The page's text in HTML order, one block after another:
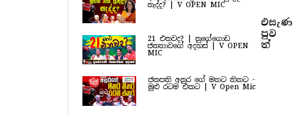
නැද්ද? | V OPEN MIC
21 එනවද? | නුගේගොඩ
ජනතාවගේ අදහස් | V OPEN
MIC
ජනපති අනුර ගේ මතට තිතට -
මුළු රටම එකට | V Open Mic
එසැණ
පුව​
ත්